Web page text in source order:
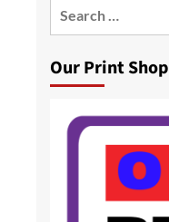
Our Print Shop